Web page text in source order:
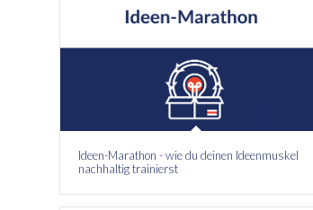
Ideen-Marathon - wie du deinen Ideenmuskel
nachhaltig trainierst